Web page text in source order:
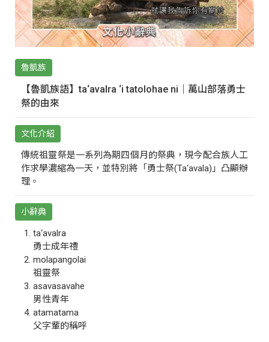
魯凱族
【魯凱族語】ta‘avalra ‘i tatolohae ni｜萬山部落勇士
祭的由來
文化介紹
傳統祖靈祭是一系列為期四個月的祭典，現今配合族人工
作求學濃縮為一天，並特別將「勇士祭(Ta‘avala)」凸顯辦
理。
小辭典
ta‘avalra
勇士成年禮
molapangolai
祖靈祭
asavasavahe
男性青年
atamatama
父字輩的稱呼